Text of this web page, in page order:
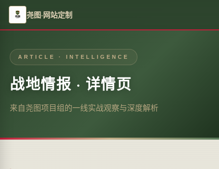
尧图·网站定制
ARTICLE · INTELLIGENCE
战地情报 · 详情页
来自尧图项目组的一线实战观察与深度解析